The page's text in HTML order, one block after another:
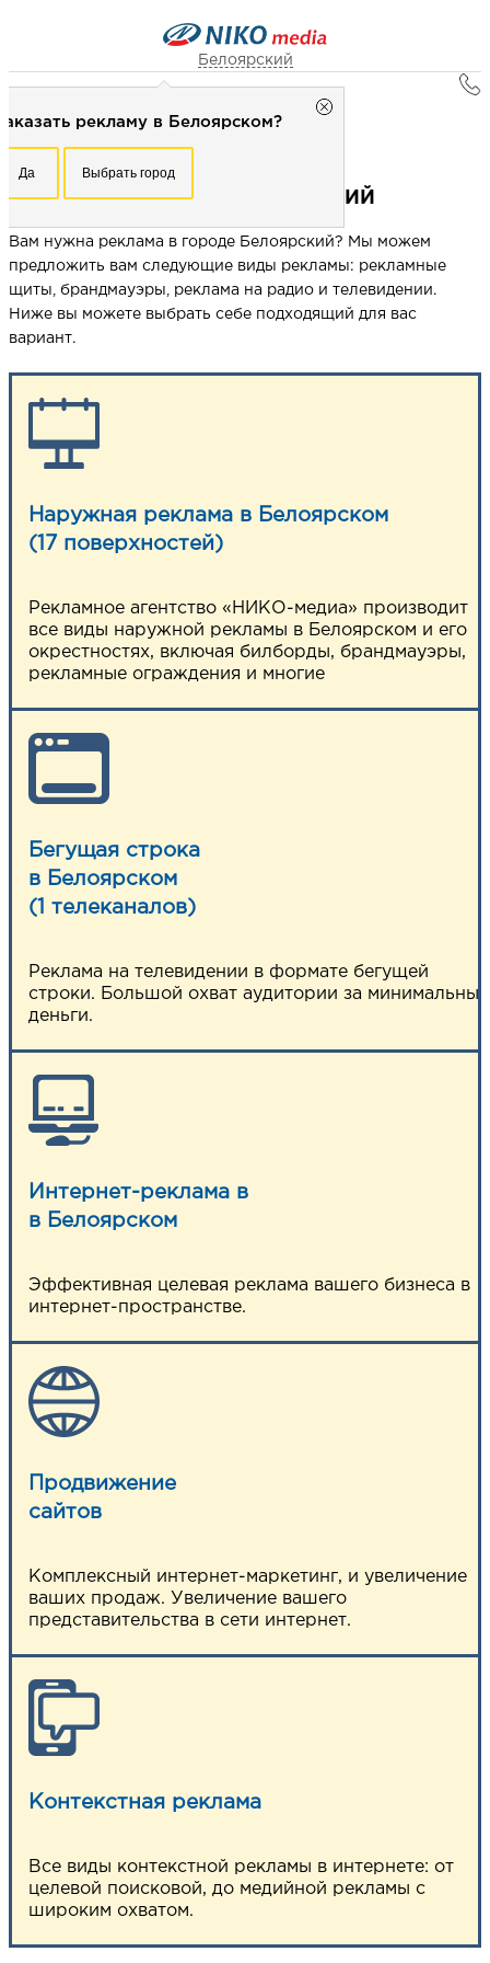
Белоярский
рекламу в Белоярском?
Да Выбрать город
Белоярский
Заказать рекламу в Белоярском?
+7 (3467) 388-778
Выберите свой город
Реклама в городах
РЕКЛАМА В ГОРОДЕ БЕЛОЯРСКИЙ
Вам нужна реклама в городе Белоярский? Мы можем
предложить вам следующие виды рекламы: рекламные
щиты, брандмауэры, реклама на радио и телевидении.
Ниже вы можете выбрать себе подходящий для вас
вариант.
Наружная реклама в Белоярском
(17 поверхностей)
Рекламное агентство «НИКО-медиа» производит
все виды наружной рекламы в Белоярском и его
окрестностях, включая билборды, брандмауэры,
рекламные ограждения и многие
Бегущая строка
в Белоярском
(1 телеканалов)
Реклама на телевидении в формате бегущей
строки. Большой охват аудитории за минимальные
деньги.
Интернет-реклама в
в Белоярском
Эффективная целевая реклама вашего бизнеса в
интернет-пространстве.
Продвижение
сайтов
Комплексный интернет-маркетинг, и увеличение
ваших продаж. Увеличение вашего
представительства в сети интернет.
Контекстная реклама
Все виды контекстной рекламы в интернете: от
целевой поисковой, до медийной рекламы с
широким охватом.